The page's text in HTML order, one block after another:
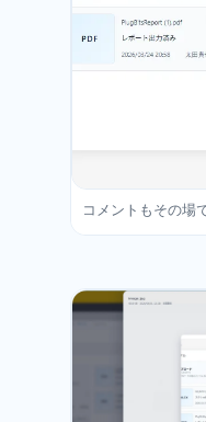
コメントもその場